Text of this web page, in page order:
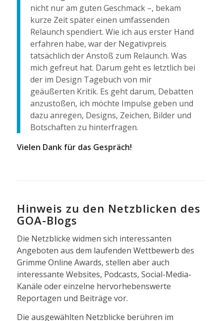
nicht nur am guten Geschmack –, bekam
kurze Zeit später einen umfassenden
Relaunch spendiert. Wie ich aus erster Hand
erfahren habe, war der Negativpreis
tatsächlich der Anstoß zum Relaunch. Was
mich gefreut hat. Darum geht es letztlich bei
der im Design Tagebuch von mir
geäußerten Kritik. Es geht darum, Debatten
anzustoßen, ich möchte Impulse geben und
dazu anregen, Designs, Zeichen, Bilder und
Botschaften zu hinterfragen.
Vielen Dank für das Gespräch!
Hinweis zu den Netzblicken des
GOA-Blogs
Die Netzblicke widmen sich interessanten
Angeboten aus dem laufenden Wettbewerb des
Grimme Online Awards, stellen aber auch
interessante Websites, Podcasts, Social-Media-
Kanäle oder einzelne hervorhebenswerte
Reportagen und Beiträge vor.
Die ausgewählten Netzblicke berühren im